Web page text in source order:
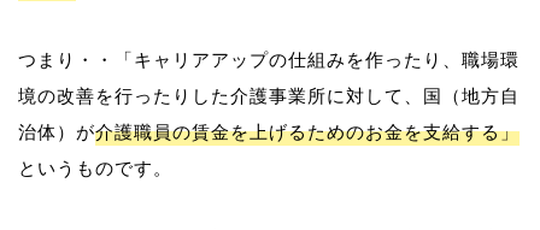
つまり・・「キャリアアップの仕組みを作ったり、職場環
境の改善を行ったりした介護事業所に対して、国（地方自
治体）が介護職員の賃金を上げるためのお金を支給する」
というものです。